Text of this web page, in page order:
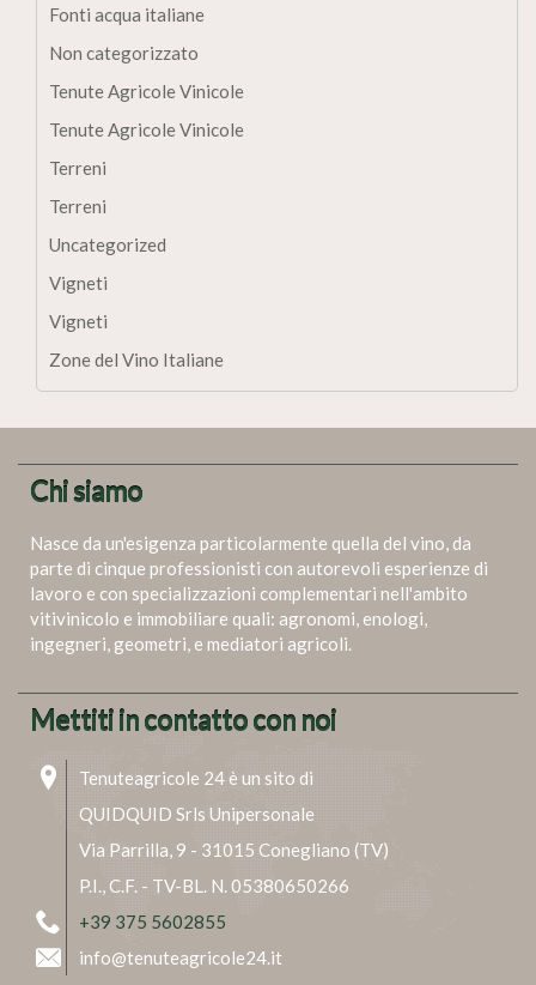
Fonti acqua italiane
Non categorizzato
Tenute Agricole Vinicole
Tenute Agricole Vinicole
Terreni
Terreni
Uncategorized
Vigneti
Vigneti
Zone del Vino Italiane
Chi siamo
Nasce da un'esigenza particolarmente quella del vino, da
parte di cinque professionisti con autorevoli esperienze di
lavoro e con specializzazioni complementari nell'ambito
vitivinicolo e immobiliare quali: agronomi, enologi,
ingegneri, geometri, e mediatori agricoli.
Mettiti in contatto con noi
Tenuteagricole 24 è un sito di
QUIDQUID Srls Unipersonale
Via Parrilla, 9 - 31015 Conegliano (TV)
P.I., C.F. - TV-BL. N. 05380650266
+39 375 5602855
info@tenuteagricole24.it